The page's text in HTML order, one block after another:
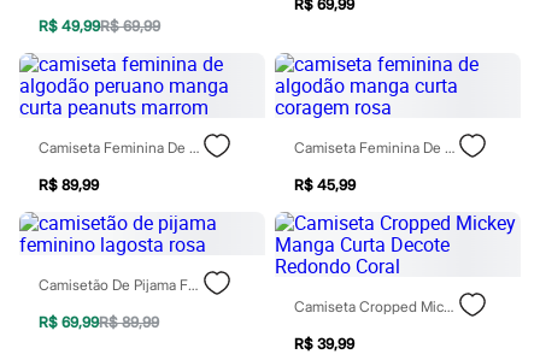
Romântico para as meninas
Inverno
Novidades
Roupas menina
0 a 24 meses
1 a 5 anos
4 a 12 anos
10 a 16 anos
Roupas menino
0 a 24 meses
1 a 5 anos
4 a 12 anos
Acessórios
Recém-nascido
Bolsas e Mochilas
R$ 49,99R$ 69,99
R$ 69,99
Camiseta Feminina De Algodão Peruano Manga Curta Peanuts Marrom
R$ 89,99
Camiseta Feminina De Algodão Manga Curta Coragem Rosa
R$ 45,99
Camisetão De Pijama Feminino Lagosta Rosa
R$ 69,99R$ 89,99
Camiseta Cropped Mickey Manga Curta Decote Redondo Coral
R$ 39,99